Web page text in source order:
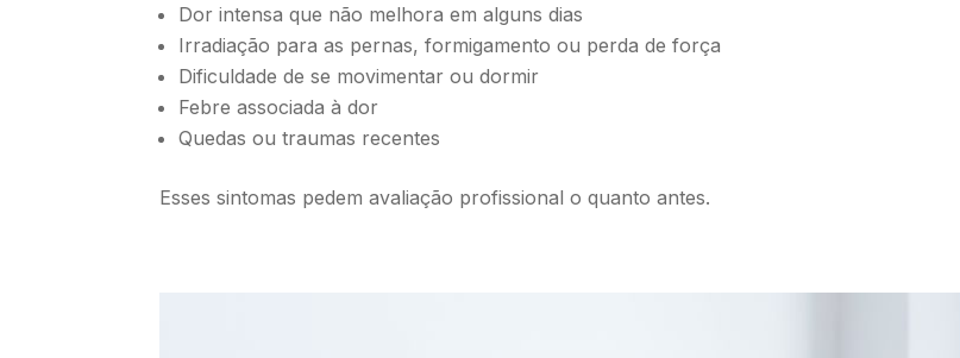
Dor intensa que não melhora em alguns dias
Irradiação para as pernas, formigamento ou perda de força
Dificuldade de se movimentar ou dormir
Febre associada à dor
Quedas ou traumas recentes
Esses sintomas pedem avaliação profissional o quanto antes.